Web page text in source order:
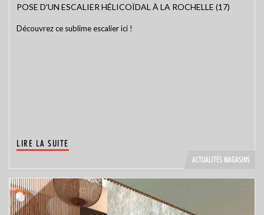
POSE D'UN ESCALIER HÉLICOÏDAL À LA ROCHELLE (17)
Découvrez ce sublime escalier ici !
LIRE LA SUITE
ACTUALITÉS MAGASINS